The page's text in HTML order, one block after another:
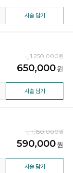
시술 담기
1,250,000
650,000
시술 담기
1,150,000
590,000
시술 담기